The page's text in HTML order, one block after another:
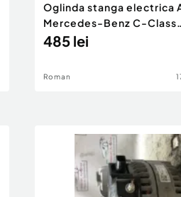
Oglinda stanga electrica
Mercedes-Benz C-Class
W204/S204 [200
485 lei
Roman